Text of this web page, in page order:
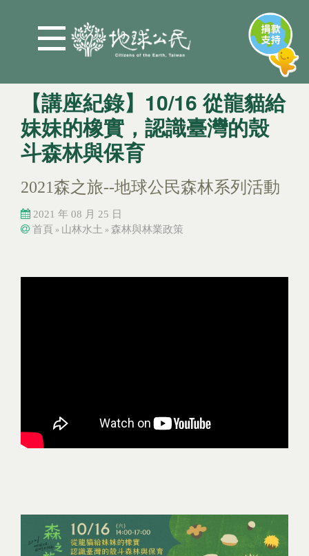
【講座紀錄】10/16 從龍貓給
妹妹的橡實，認識臺灣的殼
斗森林與保育
2021森之旅--地球公民森林系列活動
2021 年 08 月 25 日
首頁 » 山林水土 » 森林與林業政策